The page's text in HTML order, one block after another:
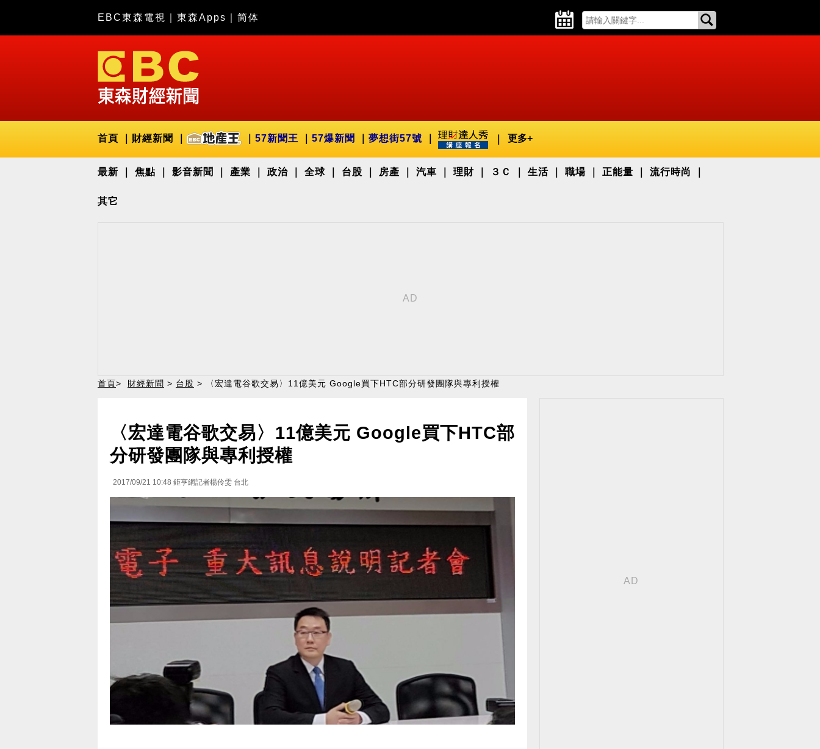
EBC東森電視 東森Apps 简体
首頁 財經新聞 57新聞王 57爆新聞 夢想街57號 更多+
最新 焦點 影音新聞 產業 政治 全球 台股 房產 汽車 理財 ３Ｃ 生活 職場 正能量 流行時尚
其它
首頁> 財經新聞 > 台股 > 〈宏達電谷歌交易〉11億美元 Google買下HTC部分研發團隊與專利授權
〈宏達電谷歌交易〉11億美元 Google買下HTC部
分研發團隊與專利授權
2017/09/21 10:48 鉅亨網記者楊伶雯 台北